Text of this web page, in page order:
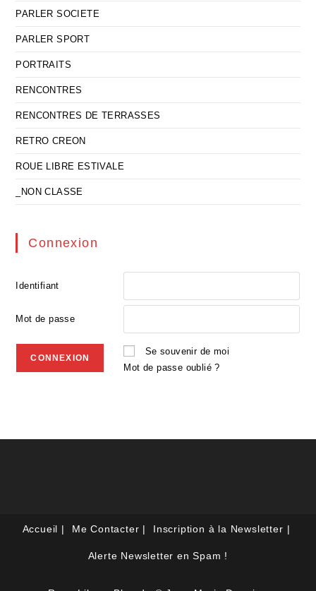
PARLER SOCIETE
PARLER SPORT
PORTRAITS
RENCONTRES
RENCONTRES DE TERRASSES
RETRO CREON
ROUE LIBRE ESTIVALE
_NON CLASSE
Connexion
Identifiant
Mot de passe
Se souvenir de moi
Mot de passe oublié ?
Accueil Me Contacter Inscription à la Newsletter
Alerte Newsletter en Spam !